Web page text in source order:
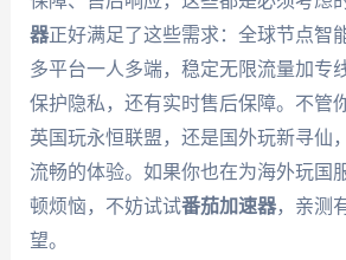
器正好满足了这些需求：全球节点智
多平台一人多端，稳定无限流量加专
保护隐私，还有实时售后保障。不管
英国玩永恒联盟，还是国外玩新寻仙
流畅的体验。如果你也在为海外玩国
顿烦恼，不妨试试番茄加速器，亲测
望。